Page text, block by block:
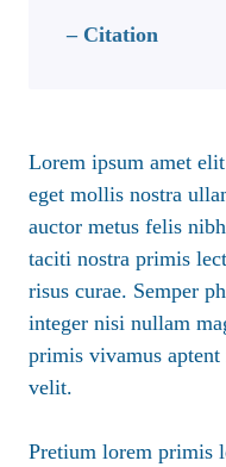
– Citation
Lorem ipsum amet
eget mollis nostra
auctor metus felis
taciti nostra primis
risus curae. Semper
integer nisi nullam
primis vivamus
velit.
Pretium lorem primis